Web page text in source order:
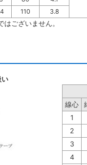
110 3.8
ございません。
線心
1
2
3
4